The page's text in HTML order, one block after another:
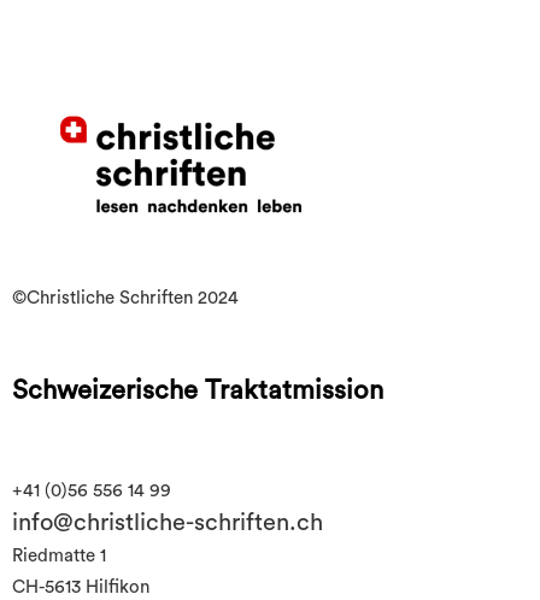
©Christliche Schriften 2024
Schweizerische Traktatmission
+41 (0)56 556 14 99
info@christliche-schriften.ch
Riedmatte 1
CH-5613 Hilfikon